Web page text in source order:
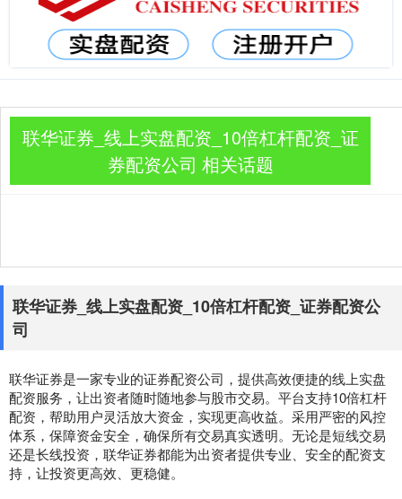
联华证券_线上实盘配资_10倍杠杆配资_证
券配资公司 相关话题
联华证券_线上实盘配资_10倍杠杆配资_证券配资公
司
联华证券是一家专业的证券配资公司，提供高效便捷的线上实盘
配资服务，让出资者随时随地参与股市交易。平台支持10倍杠杆
配资，帮助用户灵活放大资金，实现更高收益。采用严密的风控
体系，保障资金安全，确保所有交易真实透明。无论是短线交易
还是长线投资，联华证券都能为出资者提供专业、安全的配资支
持，让投资更高效、更稳健。